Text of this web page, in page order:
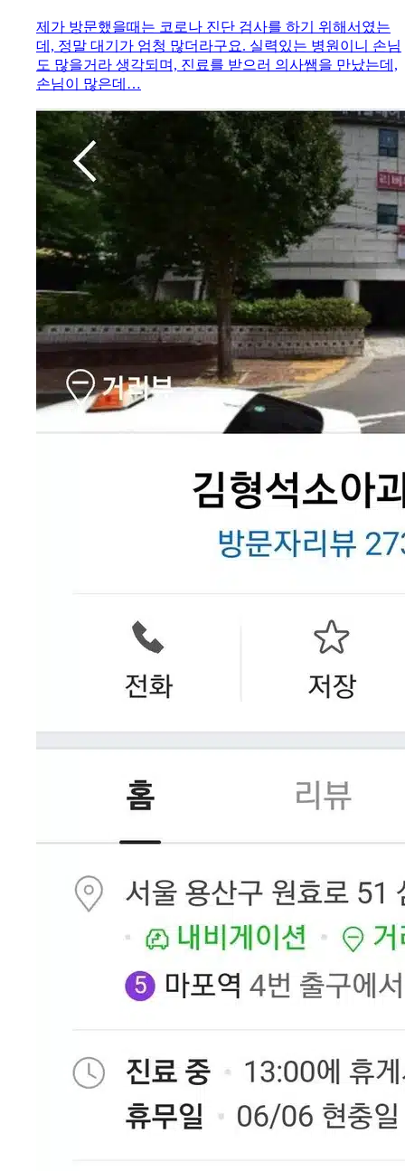
제가 방문했을때는 코로나 진단 검사를 하기 위해서였는
데, 정말 대기가 엄청 많더라구요. 실력있는 병원이니 손님
도 많을거라 생각되며, 진료를 받으러 의사쌤을 만났는데,
손님이 많은데…